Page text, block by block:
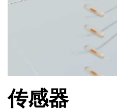
传感器